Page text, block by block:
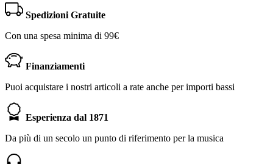
Spedizioni Gratuite
Con una spesa minima di 99€
Finanziamenti
Puoi acquistare i nostri articoli a rate anche per importi bassi
Esperienza dal 1871
Da più di un secolo un punto di riferimento per la musica